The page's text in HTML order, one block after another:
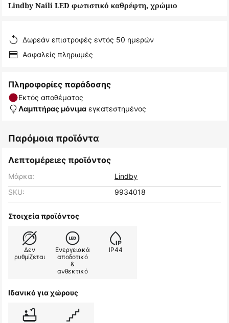
εικόνων
Lindby Naili LED φωτιστικό καθρέφτη, χρώμιο
Δωρεάν επιστροφές εντός 50 ημερών
Ασφαλείς πληρωμές
Πληροφορίες παράδοσης
Εκτός αποθέματος
Λαμπτήρας μόνιμα εγκατεστημένος
Παρόμοια προϊόντα
Λεπτομέρειες προϊόντος
Μάρκα:
Lindby
SKU:
9934018
Στοιχεία προϊόντος
Δεν
ρυθμίζεται
Ενεργειακά
αποδοτικό
&
ανθεκτικό
IP44
Ιδανικό για χώρους